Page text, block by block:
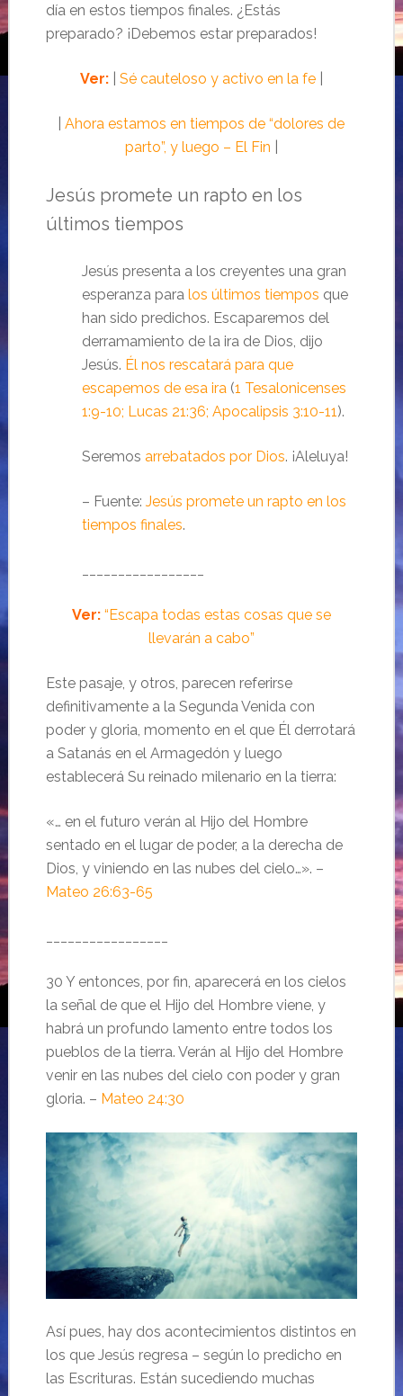
día en estos tiempos finales. ¿Estás
preparado? ¡Debemos estar preparados!
Ver:| Sé cauteloso y activo en la fe|
|Ahora estamos en tiempos de “dolores de
parto”, y luego – El Fin
Jesús promete un rapto en los
últimos tiempos
Jesús presenta a los creyentes una gran
esperanza para los últimos tiempos que
han sido predichos. Escaparemos del
derramamiento de la ira de Dios, dijo
Jesús. Él nos rescatará para que
escapemos de esa ira (1 Tesalonicenses
1:9-10; Lucas 21:36; Apocalipsis 3:10-11 ).
Seremos arrebatados por Dios. ¡Aleluya!
– Fuente: Jesús promete un rapto en los
tiempos finales.
Ver: “Escapa todas estas cosas que se
llevarán a cabo”
Este pasaje, y otros, parecen referirse
definitivamente a la Segunda Venida con
poder y gloria, momento en el que Él derrotará
a Satanás en el Armagedón y luego
establecerá Su reinado milenario en la tierra:
«… en el futuro verán al Hijo del Hombre
sentado en el lugar de poder, a la derecha de
Dios, y viniendo en las nubes del cielo…». –
Mateo 26:63-65
30 Y entonces, por fin, aparecerá en los cielos
la señal de que el Hijo del Hombre viene, y
habrá un profundo lamento entre todos los
pueblos de la tierra. Verán al Hijo del Hombre
venir en las nubes del cielo con poder y gran
gloria. – Mateo 24:30
Así pues, hay dos acontecimientos distintos en
los que Jesús regresa – según lo predicho en
las Escrituras. Están sucediendo muchas